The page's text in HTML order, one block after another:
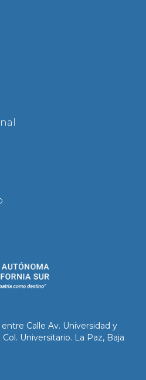
Calle Av. Universidad y
Universitario. La Paz, Baja